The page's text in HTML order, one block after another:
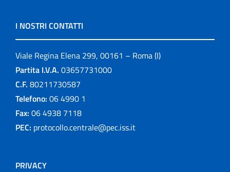
I NOSTRI CONTATTI
Viale Regina Elena 299, 00161 – Roma (I)
Partita I.V.A. 03657731000
C.F. 80211730587
Telefono: 06 4990 1
Fax: 06 4938 7118
PEC: protocollo.centrale@pec.iss.it
PRIVACY